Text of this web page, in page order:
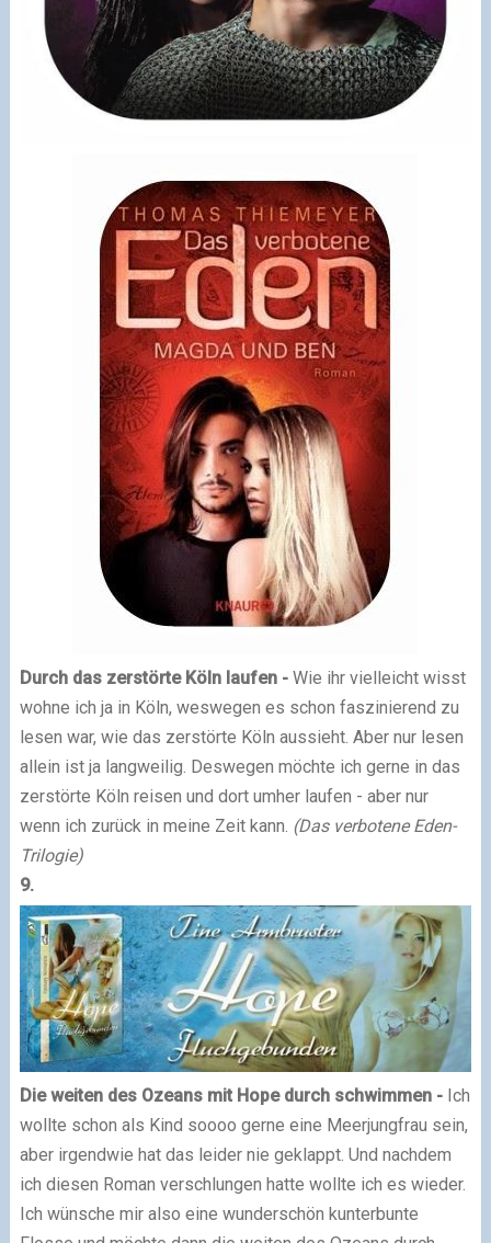
Durch das zerstörte Köln laufen - Wie ihr vielleicht wisst
wohne ich ja in Köln, weswegen es schon faszinierend zu
lesen war, wie das zerstörte Köln aussieht. Aber nur lesen
allein ist ja langweilig. Deswegen möchte ich gerne in das
zerstörte Köln reisen und dort umher laufen - aber nur
wenn ich zurück in meine Zeit kann. (Das verbotene Eden-
Trilogie)
9.
Die weiten des Ozeans mit Hope durch schwimmen - Ich
wollte schon als Kind soooo gerne eine Meerjungfrau sein,
aber irgendwie hat das leider nie geklappt. Und nachdem
ich diesen Roman verschlungen hatte wollte ich es wieder.
Ich wünsche mir also eine wunderschön kunterbunte